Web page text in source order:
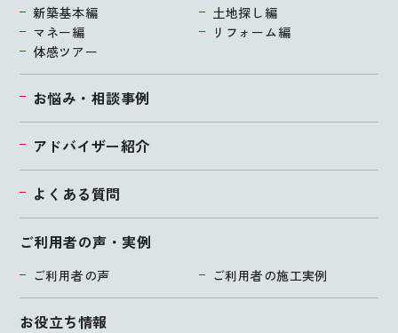
お悩み・相談事例
アドバイザー紹介
よくある質問
ご利用者の声・実例
ご利用者の声 ご利用者の施工実例
新築基本編
土地探し編
マネー編
リフォーム編
体感ツアー
お役立ち情報